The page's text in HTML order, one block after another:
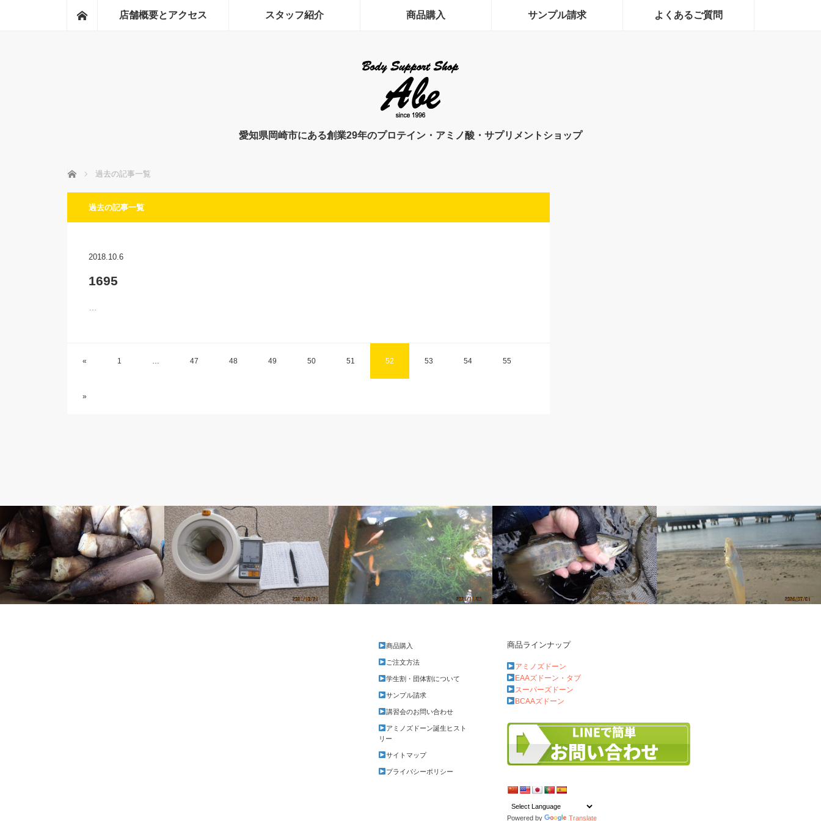
ホーム店舗概要とアクセス スタッフ紹介 商品購入 サンプル請求 よくあるご質問
愛知県岡崎市にある創業29年のプロテイン・アミノ酸・サプリメントショップ
ホーム 過去の記事一覧
過去の記事一覧
2018.10.6
1695
« 1 … 47 48 49 50 51 52 53 54 55
»
商品ラインナップ
アミノズドーン
EAAズドーン・タブ
スーパーズドーン
BCAAズドーン
Powered by Translate
商品購入
ご注文方法
学生割・団体割について
サンプル請求
講習会のお問い合わせ
アミノズドーン誕生ヒスト
リー
サイトマップ
プライバシーポリシー